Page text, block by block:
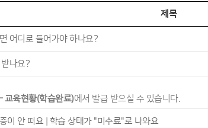
제목
어디로 들어가야 하나요?
나요?
교육현황(학습완료)에서 발급 받으실 수 있습니다.
이 안 떠요 | 학습 상태가 "미수료"로 나와요